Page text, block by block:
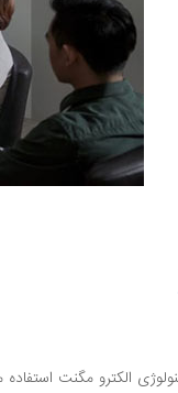
الکترو مگنت